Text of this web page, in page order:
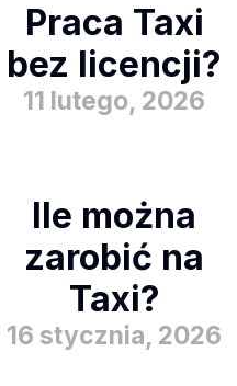
Praca Taxi
bez licencji?
11 lutego, 2026
Ile można
zarobić na
Taxi?
16 stycznia, 2026